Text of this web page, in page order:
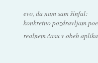
evo, da nam sam šinfal:
konkretno pozdravljam
realnem času v obeh